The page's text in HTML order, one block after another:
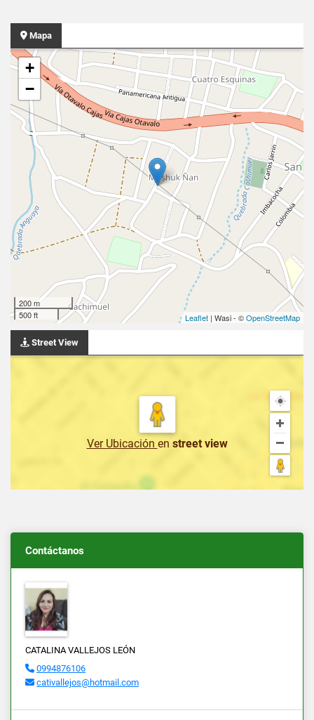
Mapa
+
−
200 m
500 ft
Leaflet | Wasi - ©OpenStreetMap
Street View
Ver Ubicación en street view
Contáctanos
CATALINA VALLEJOS LEÓN
0994876106
cativallejos@hotmail.com